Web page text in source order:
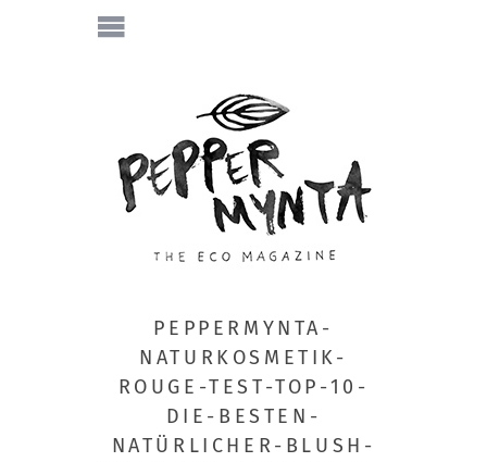
PEPPERMYNTA-
NATURKOSMETIK-
ROUGE-TEST-TOP-10-
DIE-BESTEN-
NATÜRLICHER-BLUSH-